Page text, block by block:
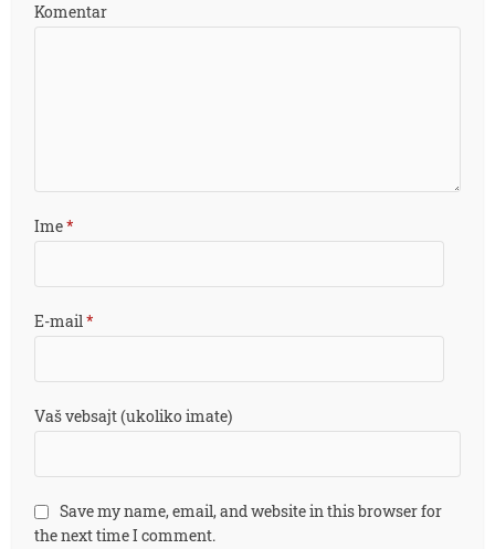
Komentar
Ime*
E-mail*
Vaš vebsajt (ukoliko imate)
Save my name, email, and website in this browser for
the next time I comment.